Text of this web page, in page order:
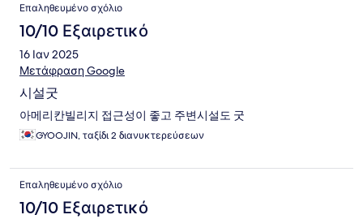
Επαληθευμένο σχόλιο
10/10 Εξαιρετικό
16 Ιαν 2025
Μετάφραση Google
시설굿
아메리칸빌리지 접근성이 좋고 주변시설도 굿
GYOOJIN, ταξίδι 2 διανυκτερεύσεων
Επαληθευμένο σχόλιο
10/10 Εξαιρετικό